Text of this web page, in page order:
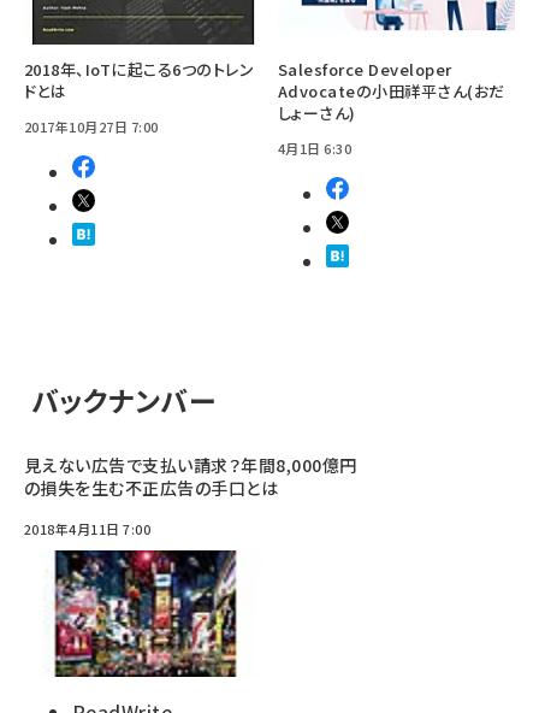
2018年、IoTに起こる6つのトレン
ドとは
2017年10月27日 7:00
Salesforce Developer
Advocateの小田祥平さん(おだ
しょーさん)
4月1日 6:30
バックナンバー
見えない広告で支払い請求？年間8,000億円
の損失を生む不正広告の手口とは
2018年4月11日 7:00